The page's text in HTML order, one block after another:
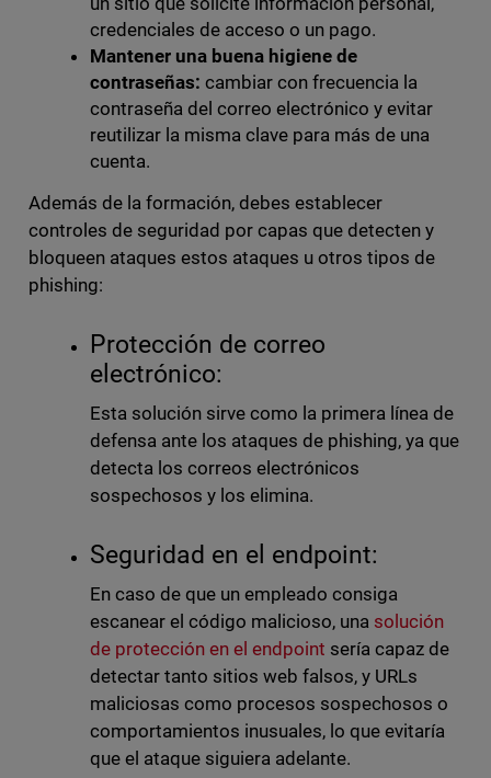
credenciales de acceso o un pago.
Mantener una buena higiene de
contraseñas: cambiar con frecuencia la
contraseña del correo electrónico y evitar
reutilizar la misma clave para más de una
cuenta.
Además de la formación, debes establecer
controles de seguridad por capas que detecten y
bloqueen ataques estos ataques u otros tipos de
phishing:
Protección de correo
electrónico:
Esta solución sirve como la primera línea de
defensa ante los ataques de phishing, ya que
detecta los correos electrónicos
sospechosos y los elimina.
Seguridad en el endpoint:
En caso de que un empleado consiga
escanear el código malicioso, una solución
de protección en el endpoint sería capaz de
detectar tanto sitios web falsos, y URLs
maliciosas como procesos sospechosos o
comportamientos inusuales, lo que evitaría
que el ataque siguiera adelante.